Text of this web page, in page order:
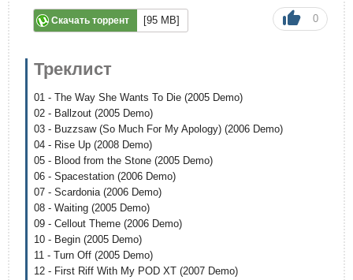
Скачать торрент [95 MB] 0
Треклист
01 - The Way She Wants To Die (2005 Demo)
02 - Ballzout (2005 Demo)
03 - Buzzsaw (So Much For My Apology) (2006 Demo)
04 - Rise Up (2008 Demo)
05 - Blood from the Stone (2005 Demo)
06 - Spacestation (2006 Demo)
07 - Scardonia (2006 Demo)
08 - Waiting (2005 Demo)
09 - Cellout Theme (2006 Demo)
10 - Begin (2005 Demo)
11 - Turn Off (2005 Demo)
12 - First Riff With My POD XT (2007 Demo)